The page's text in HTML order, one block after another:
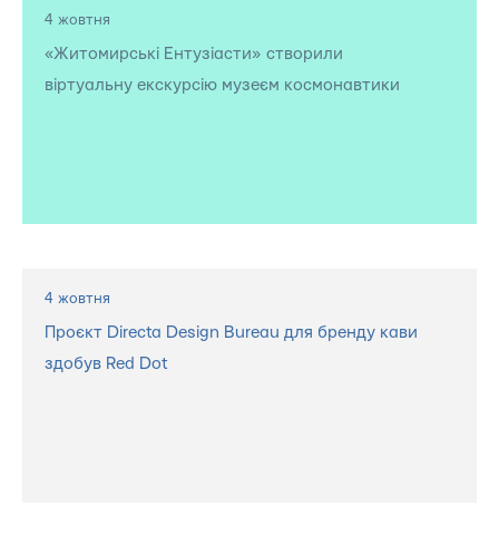
4 жовтня
«Житомирські Ентузіасти» створили
віртуальну екскурсію музеєм космонавтики
4 жовтня
Проєкт Directa Design Bureau для бренду кави
здобув Red Dot